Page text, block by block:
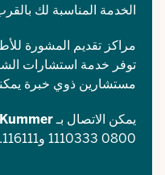
الخدمة المناسبة لك
مراكز تقديم المشورة
مستشارين ذوي خبرة
يمكن الاتصال بـ
0800 1110333 و116111.